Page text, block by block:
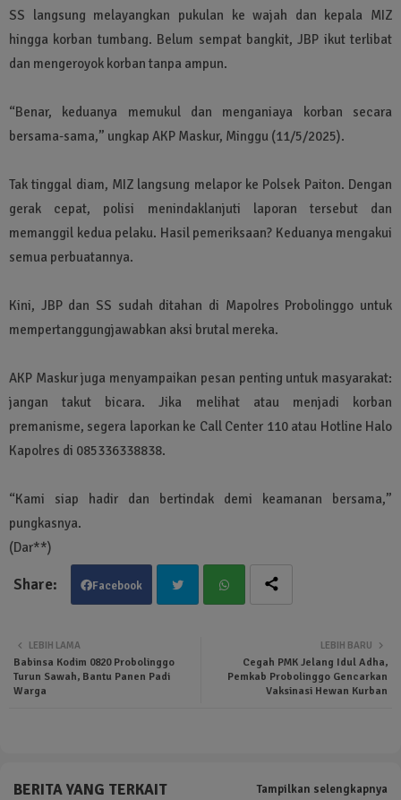
SS langsung melayangkan pukulan ke wajah dan kepala MIZ
hingga korban tumbang. Belum sempat bangkit, JBP ikut terlibat
dan mengeroyok korban tanpa ampun.
“Benar, keduanya memukul dan menganiaya korban secara
bersama-sama,” ungkap AKP Maskur, Minggu (11/5/2025).
Tak tinggal diam, MIZ langsung melapor ke Polsek Paiton. Dengan
gerak cepat, polisi menindaklanjuti laporan tersebut dan
memanggil kedua pelaku. Hasil pemeriksaan? Keduanya mengakui
semua perbuatannya.
Kini, JBP dan SS sudah ditahan di Mapolres Probolinggo untuk
mempertanggungjawabkan aksi brutal mereka.
AKP Maskur juga menyampaikan pesan penting untuk masyarakat:
jangan takut bicara. Jika melihat atau menjadi korban
premanisme, segera laporkan ke Call Center 110 atau Hotline Halo
Kapolres di 085336338838.
“Kami siap hadir dan bertindak demi keamanan bersama,”
pungkasnya.
(Dar**)
Facebook
ter
LEBIH BARU
Cegah PMK Jelang Idul Adha,
Pemkab Probolinggo Gencarkan
Vaksinasi Hewan Kurban
LEBIH LAMA
Babinsa Kodim 0820 Probolinggo
Turun Sawah, Bantu Panen Padi
Warga
BERITA YANG TERKAIT Tampilkan selengkapnya